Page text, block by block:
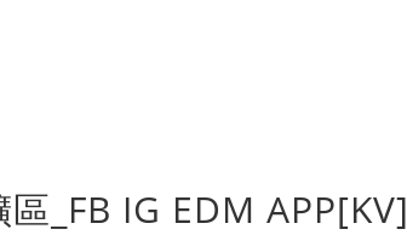
_FB IG EDM APP[KV]